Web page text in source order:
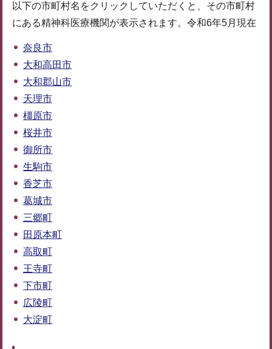
以下の市町村名をクリックしていただくと、その市町村
にある精神科医療機関が表示されます。令和6年5月現在
奈良市
大和高田市
大和郡山市
天理市
橿原市
桜井市
御所市
生駒市
香芝市
葛城市
三郷町
田原本町
高取町
王寺町
下市町
広陵町
大淀町